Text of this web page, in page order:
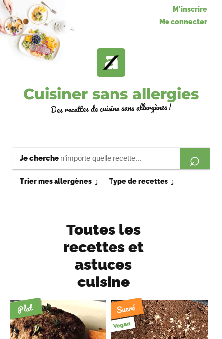
M'inscrire
Me connecter
Cuisiner sans allergies
Des recettes de cuisine sans allergènes !
Je cherche
Trier mes allergènes ⇣ Type de recettes ⇣
Toutes les
recettes et
astuces
cuisine
Plat Sucré
Vegan